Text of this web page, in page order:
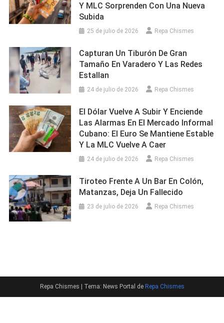
Y MLC Sorprenden Con Una Nueva
Subida
25 de julio de 2026 Repa Chismes
Capturan Un Tiburón De Gran
Tamaño En Varadero Y Las Redes
Estallan
24 de julio de 2026 Repa Chismes
El Dólar Vuelve A Subir Y Enciende
Las Alarmas En El Mercado Informal
Cubano: El Euro Se Mantiene Estable
Y La MLC Vuelve A Caer
24 de julio de 2026 Repa Chismes
Tiroteo Frente A Un Bar En Colón,
Matanzas, Deja Un Fallecido
23 de julio de 2026 Repa Chismes
Repa Chismes | Tema: News Portal de Repa Chismes